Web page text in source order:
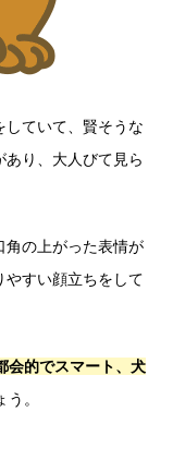
していて、賢そうな
り、大人びて見ら
角の上がった表情が
すい顔立ちをして
会的でスマート、犬
う。